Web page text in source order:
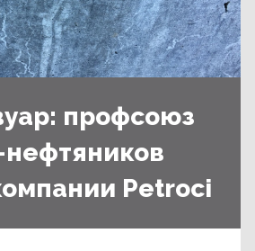
профсоюз
нефтяников
Petroci